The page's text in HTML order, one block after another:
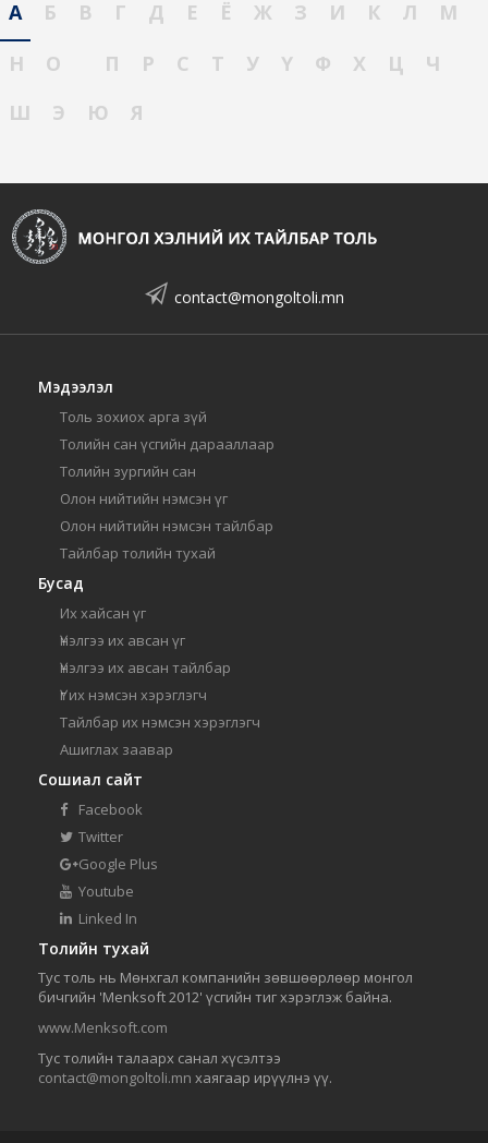
А Б В Г Д Е Ё Ж З И К Л
М
Н
О П Р С Т У Ү Ф Х Ц
Ч
Ш
Э Ю Я
contact@mongoltoli.mn
Мэдээлэл
Толь зохиох арга зүй
Толийн сан үсгийн дарааллаар
Толийн зургийн сан
Олон нийтийн нэмсэн үг
Олон нийтийн нэмсэн тайлбар
Тайлбар толийн тухай
Бусад
Их хайсан үг
Үнэлгээ их авсан үг
Үнэлгээ их авсан тайлбар
Үг их нэмсэн хэрэглэгч
Тайлбар их нэмсэн хэрэглэгч
Ашиглах заавар
Сошиал сайт
Facebook
Twitter
Google Plus
Youtube
Linked In
Толийн тухай
Тус толь нь Мөнхгал компанийн зөвшөөрлөөр монгол
бичгийн 'Menksoft 2012' үсгийн тиг хэрэглэж байна.
www.Menksoft.com
Тус толийн талаарх санал хүсэлтээ
contact@mongoltoli.mn хаягаар ирүүлнэ үү.